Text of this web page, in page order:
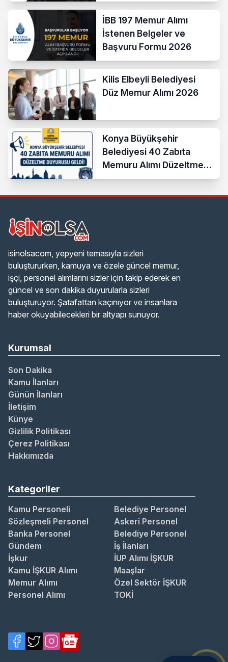
İBB 197 Memur Alımı
İstenen Belgeler ve
Başvuru Formu 2026
Kilis Elbeyli Belediyesi
Düz Memur Alımı 2026
Konya Büyükşehir
Belediyesi 40 Zabıta
Memuru Alımı Düzeltme
Duyurusu Geldi!
isinolsacom, yepyeni temasıyla sizleri
buluştururken, kamuya ve özele güncel memur,
işçi, personel alımlarını sizler için takip ederek en
güncel ve son dakika duyurularla sizleri
buluşturuyor. Şatafattan kaçınıyor ve insanlara
haber okuyabilecekleri bir altyapı sunuyor.
Kurumsal
Son Dakika
Kamu İlanları
Günün İlanları
İletişim
Künye
Gizlilik Politikası
Çerez Politikası
Hakkımızda
Kategoriler
Kamu Personeli
Belediye Personel
Sözleşmeli Personel
Askeri Personel
Banka Personel
Belediye Personel
Gündem
İş İlanları
İşkur
İUP Alımı İŞKUR
Kamu İŞKUR Alımı
Maaşlar
Memur Alımı
Özel Sektör İŞKUR
Personel Alımı
TOKİ